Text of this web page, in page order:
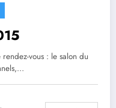
vous : le salon du